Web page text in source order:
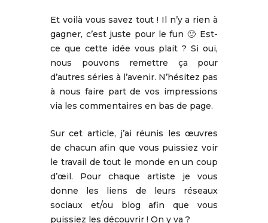
Et voilà vous savez tout ! Il n’y a rien à
gagner, c’est juste pour le fun 🙂 Est-
ce que cette idée vous plait ? Si oui,
nous pouvons remettre ça pour
d’autres séries à l’avenir. N’hésitez pas
à nous faire part de vos impressions
via les commentaires en bas de page.
Sur cet article, j’ai réunis les œuvres
de chacun afin que vous puissiez voir
le travail de tout le monde en un coup
d’œil. Pour chaque artiste je vous
donne les liens de leurs réseaux
sociaux et/ou blog afin que vous
puissiez les découvrir ! On y va ?